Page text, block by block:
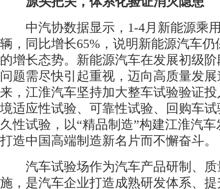
中汽协数据显示，1-4月新能源乘用
辆，同比增长65%，说明新能源汽车
的增长态势。新能源汽车在发展初级
问题需尽快引起重视，迈向高质量发
来，江淮汽车坚持加大整车试验验证
境适应性试验、可靠性试验、回购车
久性试验，以“精品制造”构建江淮汽
打造中国高端制造新名片而不懈奋斗。
汽车试验场作为汽车产品研制、质
施，是汽车企业打造成熟研发体系、